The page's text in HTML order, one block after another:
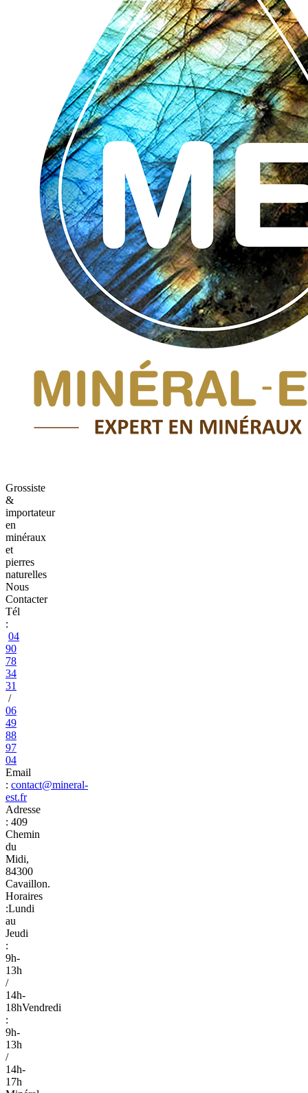
Grossiste
&
importateur
en
minéraux
et
pierres
naturelles
Nous
Contacter
Tél
:
04
90
78
34
31
/
06
49
88
97
04
Email
: contact@mineral-
est.fr
Adresse
: 409
Chemin
du
Midi,
84300
Cavaillon.
Horaires
:Lundi
au
Jeudi
:
9h-
13h
/
14h-
18hVendredi
:
9h-
13h
/
14h-
17h